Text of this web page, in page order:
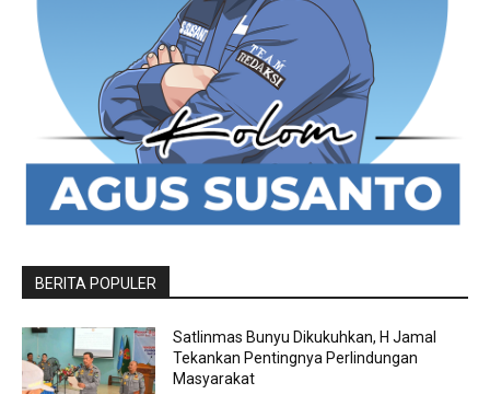
BERITA POPULER
Satlinmas Bunyu Dikukuhkan, H Jamal
Tekankan Pentingnya Perlindungan
Masyarakat